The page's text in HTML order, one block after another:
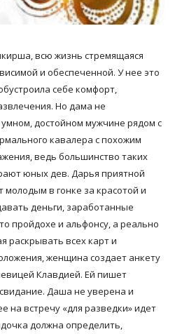
всю жизнь стремящаяся
и обеспеченной. У нее это
себе комфорт,
Но дама не
достойном мужчине рядом с
кавалера с похожим
ведь большинство таких
юных дев. Дарья приятной
в гонке за красотой и
деньги, заработанные
пройдохе и альфонсу, а реально
раскрывать всех карт и
женщина создает анкету
Клавдией. Ей пишет
Даша не уверена и
на встречу «для разведки» идет
должна определить,